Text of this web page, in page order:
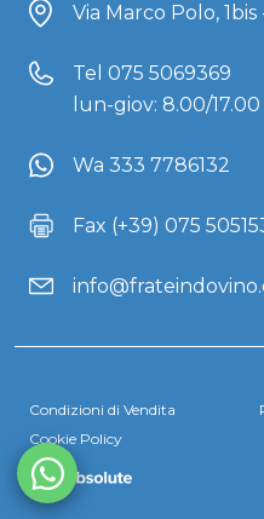
Via Marco Polo,
Tel 075 5069369
lun-giov: 8.00/
Wa 333 7786132
Fax (+39) 075
Condizioni di Vendita
Cookie Policy